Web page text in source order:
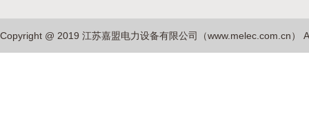
Copyright @ 2019 江苏嘉盟电力设备有限公司（www.melec.com.cn）